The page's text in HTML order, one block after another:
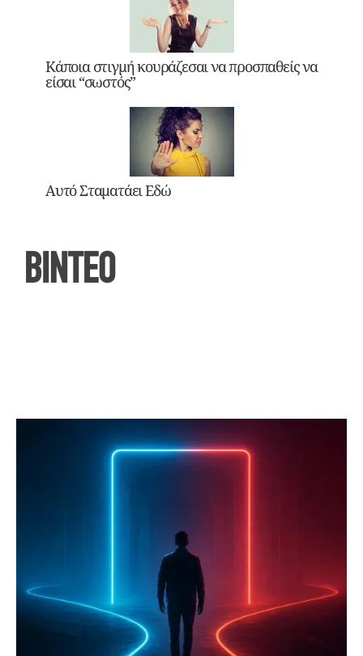
Κάποια στιγμή κουράζεσαι να προσπαθείς να
είσαι “σωστός”
Αυτό Σταματάει Εδώ
ΒΙΝΤΕΟ